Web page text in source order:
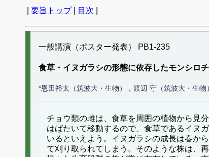
要旨トップ| 目次
一般講演（ポスター発表） PB1-235
食草・イヌガラシの形態に依存したモンシロ
*恩田裕太（筑波大・生物），渡辺 守（筑波大・生物）
チョウ類の雌は、食草を周囲の植物から見
はばたいて移動するので、食草であるイヌ
いるといえよう。イヌガラシの成長は春か
て刈り取られてしまう。そのような株は、